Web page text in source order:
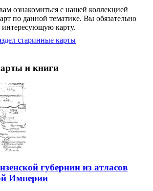
ознакомиться с нашей коллекцией
по данной тематике. Вы обязательно
интересующую карту.
старинные карты
и книги
губернии из атласов
Империи